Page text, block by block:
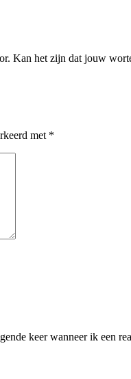
Kan het zijn dat jouw
met *
keer wanneer ik een